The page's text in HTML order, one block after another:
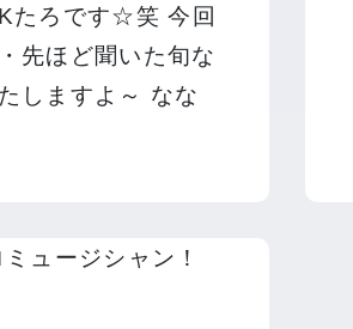
たろです☆笑 今回
先ほど聞いた旬な
しますよ～ なな